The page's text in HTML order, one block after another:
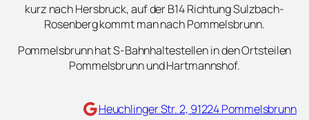
kurz nach Hersbruck, auf der B14 Richtung Sulzbach-
Rosenberg kommt man nach Pommelsbrunn.
Pommelsbrunn hat S-Bahnhaltestellen in den Ortsteilen
Pommelsbrunn und Hartmannshof.
Maps Heuchlinger Str. 2, 91224 Pommelsbrunn